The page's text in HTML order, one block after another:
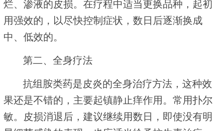
烂、渗液的皮损。在疗程中适当更换品种，起初
用强效的，以尽快控制症状，数日后逐渐换成
中、低效的。
第二、全身疗法
抗组胺类药是皮炎的全身治疗方法，这种效
果还是不错的，主要起镇静止痒作用。常用扑尔
敏。皮损消退后，建议继续用数日，即使没有明